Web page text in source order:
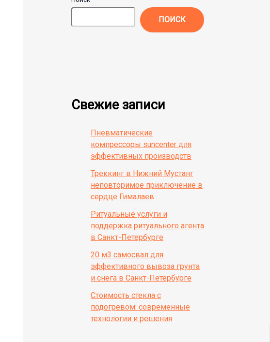
ПОИСК
Свежие записи
Пневматические
компрессоры suncenter для
эффективных производств
Треккинг в Нижний Мустанг
неповторимое приключение в
сердце Гималаев
Ритуальные услуги и
поддержка ритуального агента
в Санкт-Петербурге
20 м3 самосвал для
эффективного вывоза грунта
и снега в Санкт-Петербурге
Стоимость стекла с
подогревом: современные
технологии и решения